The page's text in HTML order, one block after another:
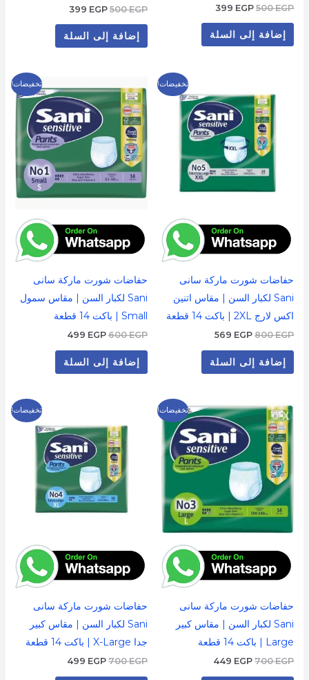
500EGP
399 EGP
إضافة إلى السلة
500EGP
399 EGP
إضافة إلى السلة
تخفيضات!
حفاضات شورت ماركة سانى
Sani لكبار السن | مقاس اتنين
اكس لارج 2XL | باكت 14 قطعة
800EGP
الأصلي
هو:
800 EGP.
569 EGP
الحالي
هو:
569 EGP.
إضافة إلى السلة
تخفيضات!
حفاضات شورت ماركة سانى
Sani لكبار السن | مقاس سمول
Small | باكت 14 قطعة
600EGP
الأصلي
هو:
600 EGP.
499 EGP
الحالي
هو:
499 EGP.
إضافة إلى السلة
تخفيضات!
حفاضات شورت ماركة سانى
Sani لكبار السن | مقاس كبير
Large | باكت 14 قطعة
700EGP
السعر
الأصلي
هو:
700 EGP.
449 EGP
السعر
الحالي
449 EGP.
تخفيضات!
حفاضات شورت ماركة سانى
Sani لكبار السن | مقاس كبير
جدا X-Large | باكت 14 قطعة
700EGP
هو:
700 EGP.
499 EGP
هو:
499 EGP.